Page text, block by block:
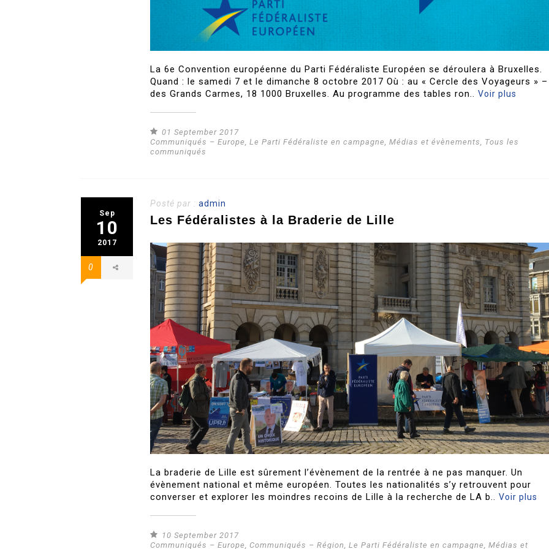
La 6e Convention européenne du Parti Fédéraliste Européen se déroulera à Bruxelles.
Quand : le samedi 7 et le dimanche 8 octobre 2017 Où : au « Cercle des Voyageurs » –
des Grands Carmes, 18 1000 Bruxelles. Au programme des tables ron.. Voir plus
01 September 2017
Communiqués – Europe, Le Parti Fédéraliste en campagne, Médias et évènements, Tous les
communiqués
Sep
10
2017
0
Posté par : admin
Les Fédéralistes à la Braderie de Lille
La braderie de Lille est sûrement l’évènement de la rentrée à ne pas manquer. Un
évènement national et même européen. Toutes les nationalités s’y retrouvent pour
converser et explorer les moindres recoins de Lille à la recherche de LA b.. Voir plus
10 September 2017
Communiqués – Europe
Communiqués – Région Le Parti Fédéraliste en campagne Médias et